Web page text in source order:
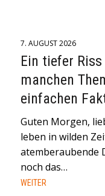
7. AUGUST 2026
Ein tiefer
manchen
einfachen
Guten Morgen,
leben in wilden
atemberaubende
noch das…
WEITER